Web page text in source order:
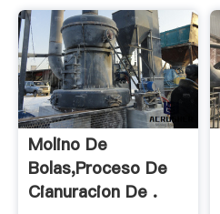
Molino De
Bolas,proceso De
Cianuracion De .